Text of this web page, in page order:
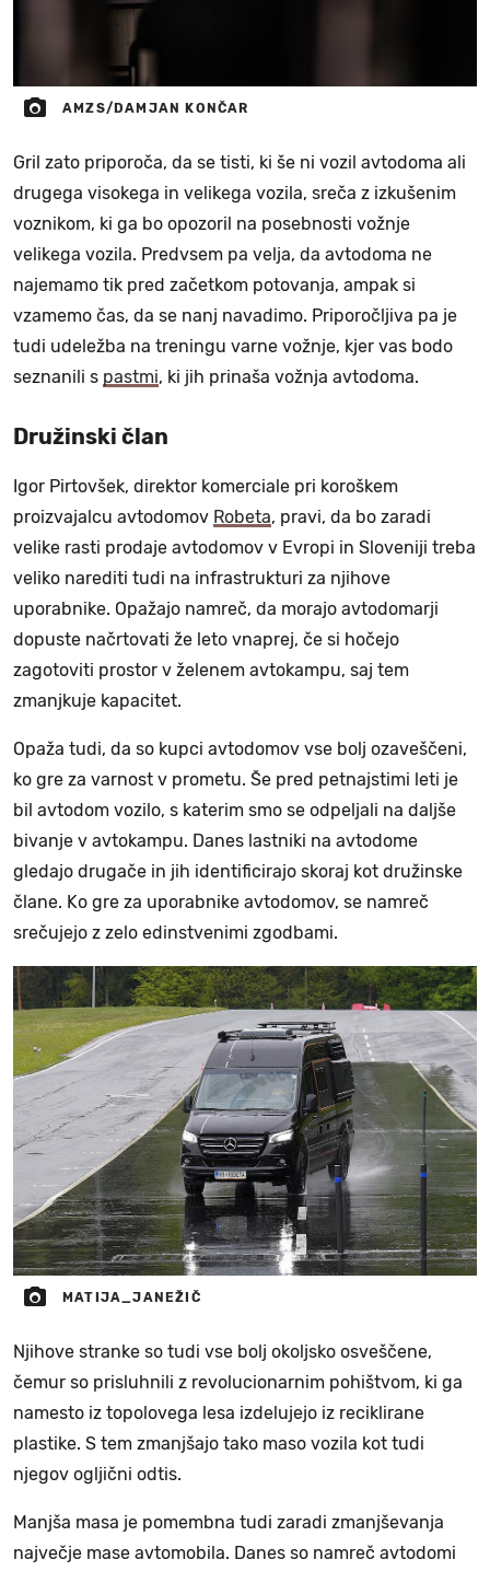
AMZS/DAMJAN KONČAR
Gril zato priporoča, da se tisti, ki še ni vozil avtodoma ali
drugega visokega in velikega vozila, sreča z izkušenim
voznikom, ki ga bo opozoril na posebnosti vožnje
velikega vozila. Predvsem pa velja, da avtodoma ne
najemamo tik pred začetkom potovanja, ampak si
vzamemo čas, da se nanj navadimo. Priporočljiva pa je
tudi udeležba na treningu varne vožnje, kjer vas bodo
seznanili s pastmi, ki jih prinaša vožnja avtodoma.
Družinski član
Igor Pirtovšek, direktor komerciale pri koroškem
proizvajalcu avtodomov Robeta, pravi, da bo zaradi
velike rasti prodaje avtodomov v Evropi in Sloveniji treba
veliko narediti tudi na infrastrukturi za njihove
uporabnike. Opažajo namreč, da morajo avtodomarji
dopuste načrtovati že leto vnaprej, če si hočejo
zagotoviti prostor v želenem avtokampu, saj tem
zmanjkuje kapacitet.
Opaža tudi, da so kupci avtodomov vse bolj ozaveščeni,
ko gre za varnost v prometu. Še pred petnajstimi leti je
bil avtodom vozilo, s katerim smo se odpeljali na daljše
bivanje v avtokampu. Danes lastniki na avtodome
gledajo drugače in jih identificirajo skoraj kot družinske
člane. Ko gre za uporabnike avtodomov, se namreč
srečujejo z zelo edinstvenimi zgodbami.
MATIJA_JANEŽIČ
Njihove stranke so tudi vse bolj okoljsko osveščene,
čemur so prisluhnili z revolucionarnim pohištvom, ki ga
namesto iz topolovega lesa izdelujejo iz reciklirane
plastike. S tem zmanjšajo tako maso vozila kot tudi
njegov ogljični odtis.
Manjša masa je pomembna tudi zaradi zmanjševanja
največje mase avtomobila. Danes so namreč avtodomi